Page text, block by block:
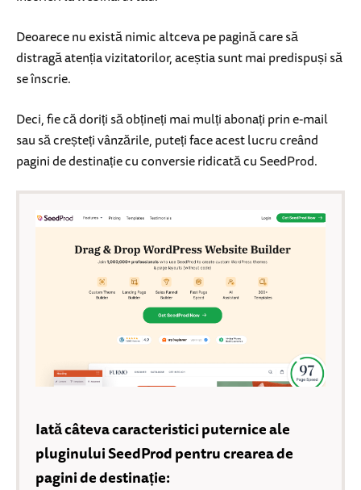
Deoarece nu există nimic altceva pe pagină care să
distragă atenția vizitatorilor, aceștia sunt mai predispuși să
se înscrie.
Deci, fie că doriți să obțineți mai mulți abonați prin e-mail
sau să creșteți vânzările, puteți face acest lucru creând
pagini de destinație cu conversie ridicată cu SeedProd.
Iată câteva caracteristici puternice ale
pluginului SeedProd pentru crearea de
pagini de destinație: